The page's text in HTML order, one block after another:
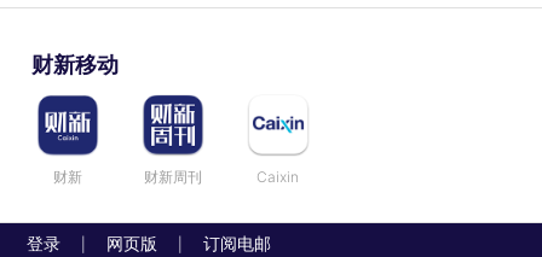
财新移动
财新 财新周刊 Caixin
登录 网页版 订阅电邮